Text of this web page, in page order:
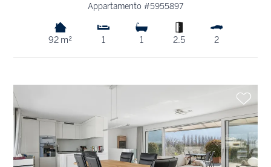
Appartamento #5955897
92 m² 1 1 2.5 2